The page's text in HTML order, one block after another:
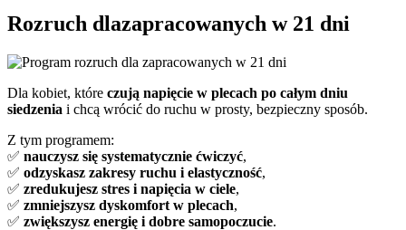
Rozruch dlazapracowanych w 21 dni
Dla kobiet, które czują napięcie w plecach po całym dniu
siedzenia i chcą wrócić do ruchu w prosty, bezpieczny sposób.
Z tym programem:
✅ nauczysz się systematycznie ćwiczyć,
✅ odzyskasz zakresy ruchu i elastyczność,
✅ zredukujesz stres i napięcia w ciele,
✅ zmniejszysz dyskomfort w plecach,
✅ zwiększysz energię i dobre samopoczucie.